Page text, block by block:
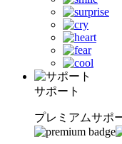
サポート
プレミアムサポ